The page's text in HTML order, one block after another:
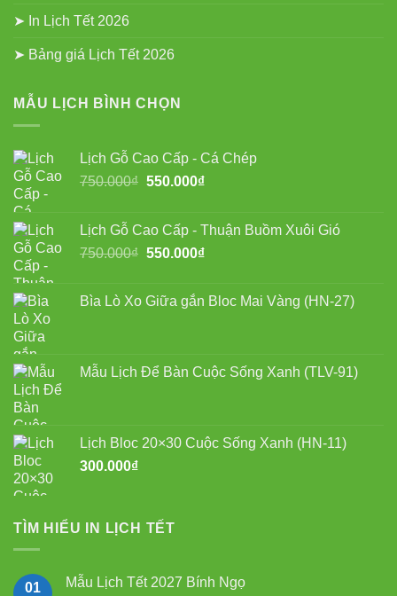
➤ In Lịch Tết 2026
➤ Bảng giá Lịch Tết 2026
MẪU LỊCH BÌNH CHỌN
Lịch Gỗ Cao Cấp - Cá Chép
750.000₫ Giá
750.000₫.
550.000₫Giá
là:
550.000₫.
Lịch Gỗ Cao Cấp - Thuận Buồm Xuôi Gió
750.000₫ Giá
750.000₫.
550.000₫Giá
là:
Bìa Lò Xo Giữa gắn Bloc Mai Vàng (HN-27)
Mẫu Lịch Để Bàn Cuộc Sống Xanh (TLV-91)
Lịch Bloc 20×30 Cuộc Sống Xanh (HN-11)
300.000₫
TÌM HIỂU IN LỊCH TẾT
01 Mẫu Lịch Tết 2027 Bính Ngọ